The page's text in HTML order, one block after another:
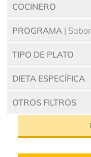
COCINERO
PROGRAMA |
TIPO DE PLATO
DIETA ESPECÍFICA
OTROS FILTROS